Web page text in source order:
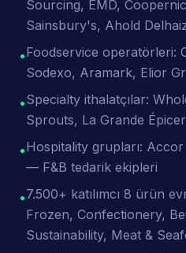
Sourcing, EMD,
Sainsbury's, Ahold
•Foodservice operatörleri:
Sodexo, Aramark, Elior
•Specialty ithalatçılar:
Sprouts, La Grande
•Hospitality grupları:
— F&B tedarik ekipleri
•7.500+ katılımcı 8 ürün
Frozen, Confectionery,
Sustainability, Meat &